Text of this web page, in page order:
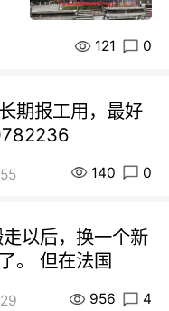
121 0
期报工用，最好
140 0
以后，换一个新
。 但在法国
956 4